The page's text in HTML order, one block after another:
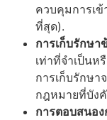
ควบคุมการเ
ที่สุด).
การเก็บรักษา
เท่าที่จำเป็นห
การเก็บรักษา
กฎหมายที่บัง
การตอบสนอ